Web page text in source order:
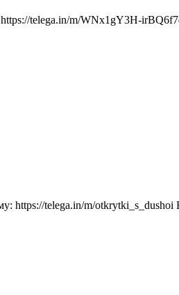
telega.in/m/WNx1gY3H-
telega.in/m/otkrytki_s_dushoi